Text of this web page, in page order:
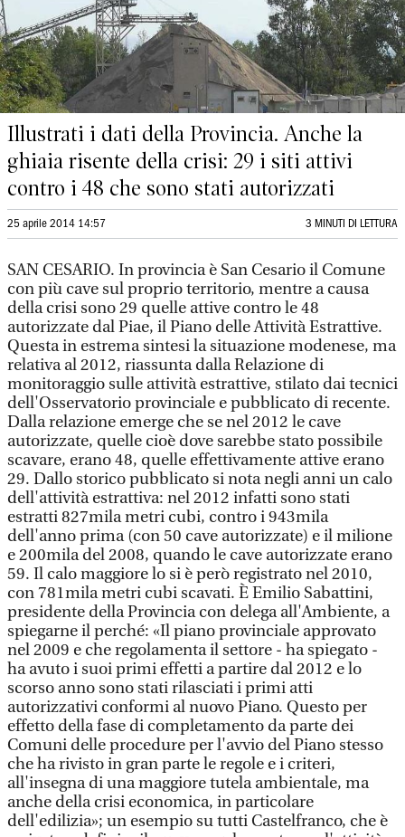
Illustrati i dati della Provincia. Anche la
ghiaia risente della crisi: 29 i siti attivi
contro i 48 che sono stati autorizzati
25 aprile 2014 14:57 3 MINUTI DI LETTURA
SAN CESARIO. In provincia è San Cesario il Comune
con più cave sul proprio territorio, mentre a causa
della crisi sono 29 quelle attive contro le 48
autorizzate dal Piae, il Piano delle Attività Estrattive.
Questa in estrema sintesi la situazione modenese, ma
relativa al 2012, riassunta dalla Relazione di
monitoraggio sulle attività estrattive, stilato dai tecnici
dell'Osservatorio provinciale e pubblicato di recente.
Dalla relazione emerge che se nel 2012 le cave
autorizzate, quelle cioè dove sarebbe stato possibile
scavare, erano 48, quelle effettivamente attive erano
29. Dallo storico pubblicato si nota negli anni un calo
dell'attività estrattiva: nel 2012 infatti sono stati
estratti 827mila metri cubi, contro i 943mila
dell'anno prima (con 50 cave autorizzate) e il milione
e 200mila del 2008, quando le cave autorizzate erano
59. Il calo maggiore lo si è però registrato nel 2010,
con 781mila metri cubi scavati. È Emilio Sabattini,
presidente della Provincia con delega all'Ambiente, a
spiegarne il perché: «Il piano provinciale approvato
nel 2009 e che regolamenta il settore - ha spiegato -
ha avuto i suoi primi effetti a partire dal 2012 e lo
scorso anno sono stati rilasciati i primi atti
autorizzativi conformi al nuovo Piano. Questo per
effetto della fase di completamento da parte dei
Comuni delle procedure per l'avvio del Piano stesso
che ha rivisto in gran parte le regole e i criteri,
all'insegna di una maggiore tutela ambientale, ma
anche della crisi economica, in particolare
dell'edilizia»; un esempio su tutti Castelfranco, che è